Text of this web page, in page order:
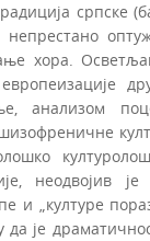
српске
хора.
анализом
неодвојив
и „културе
je